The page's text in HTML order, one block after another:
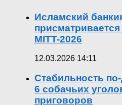
Исламский
присматривается
MITT-2026
12.03.2026 14:11
Стабильность по-
6 собачьих
приговоров